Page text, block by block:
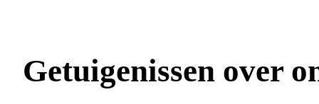
Getuigenissen over